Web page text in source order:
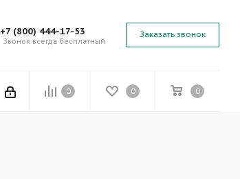
+7 (800) 444-17-53
Звонок всегда бесплатный
Заказать звонок
0 0 0